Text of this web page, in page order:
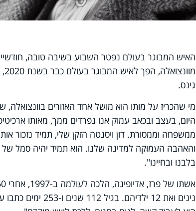
גינס.
היום, בעצב ובכאב עמוק אנו נפרדים ממך, מאותו
ממשפחה וממסורת. דון ויסנטה הזקן שלי, תמיד נזכור
והאהבה העמוקה למדינה שלנו. הוא תמיד יהיה סמל
בלבנו ובחיינו".
נינים ואת 12